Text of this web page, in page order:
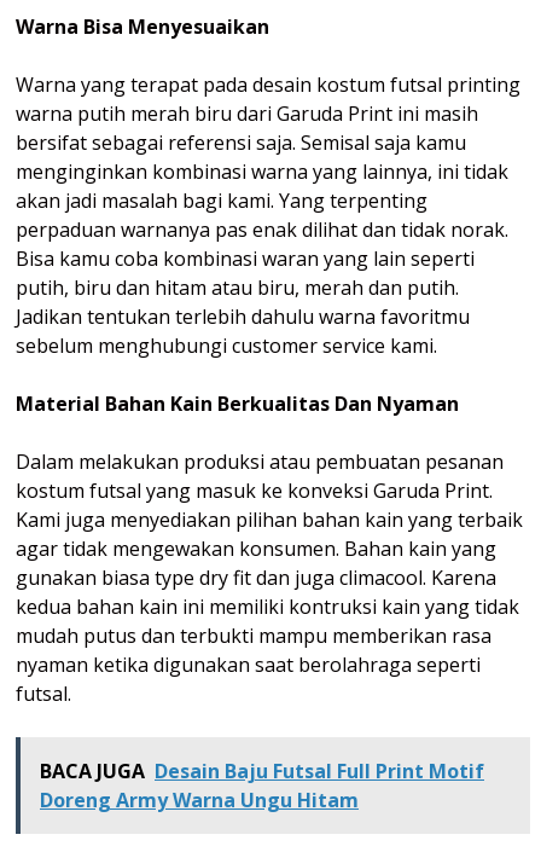
Warna Bisa Menyesuaikan
Warna yang terapat pada desain kostum futsal printing
warna putih merah biru dari Garuda Print ini masih
bersifat sebagai referensi saja. Semisal saja kamu
menginginkan kombinasi warna yang lainnya, ini tidak
akan jadi masalah bagi kami. Yang terpenting
perpaduan warnanya pas enak dilihat dan tidak norak.
Bisa kamu coba kombinasi waran yang lain seperti
putih, biru dan hitam atau biru, merah dan putih.
Jadikan tentukan terlebih dahulu warna favoritmu
sebelum menghubungi customer service kami.
Material Bahan Kain Berkualitas Dan Nyaman
Dalam melakukan produksi atau pembuatan pesanan
kostum futsal yang masuk ke konveksi Garuda Print.
Kami juga menyediakan pilihan bahan kain yang terbaik
agar tidak mengewakan konsumen. Bahan kain yang
gunakan biasa type dry fit dan juga climacool. Karena
kedua bahan kain ini memiliki kontruksi kain yang tidak
mudah putus dan terbukti mampu memberikan rasa
nyaman ketika digunakan saat berolahraga seperti
futsal.
BACA JUGA Desain Baju Futsal Full Print Motif
Doreng Army Warna Ungu Hitam